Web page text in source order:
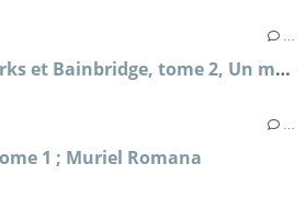
Une enquête de Sparks et Bainbridge, tome 2, Un mariage royal ; Allison Montclair
1 ; Muriel Romana